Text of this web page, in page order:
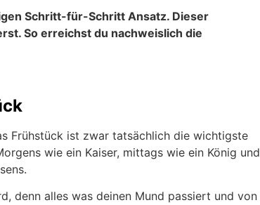
Schritt-für-Schritt Ansatz. Dieser
So erreichst du nachweislich die
Frühstück ist zwar tatsächlich die wichtigste
wie ein Kaiser, mittags wie ein König und
denn alles was deinen Mund passiert und von